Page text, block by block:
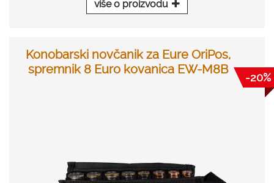
više o proizvodu
Konobarski novčanik za Eure OriPos,
spremnik 8 Euro kovanica EW-M8B
-20%